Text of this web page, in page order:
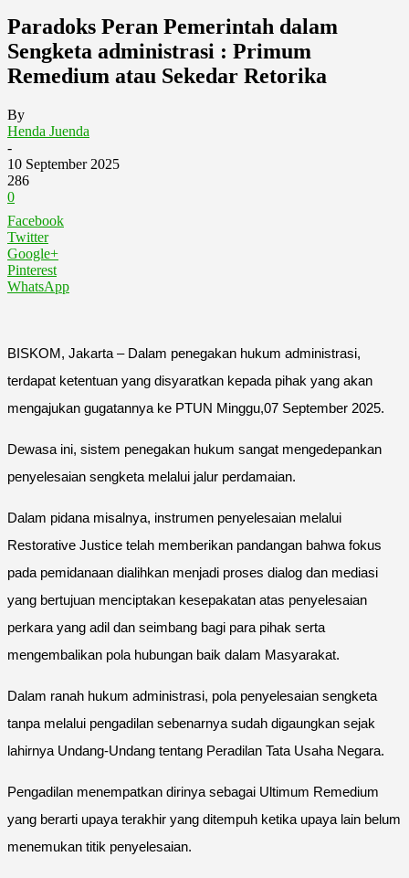
Paradoks Peran Pemerintah dalam
Sengketa administrasi : Primum
Remedium atau Sekedar Retorika
By
Henda Juenda
-
10 September 2025
286
0
Facebook
Twitter
Google+
Pinterest
WhatsApp
BISKOM, Jakarta – Dalam penegakan hukum administrasi,
terdapat ketentuan yang disyaratkan kepada pihak yang akan
mengajukan gugatannya ke PTUN Minggu,07 September 2025.
Dewasa ini, sistem penegakan hukum sangat mengedepankan
penyelesaian sengketa melalui jalur perdamaian.
Dalam pidana misalnya, instrumen penyelesaian melalui
Restorative Justice telah memberikan pandangan bahwa fokus
pada pemidanaan dialihkan menjadi proses dialog dan mediasi
yang bertujuan menciptakan kesepakatan atas penyelesaian
perkara yang adil dan seimbang bagi para pihak serta
mengembalikan pola hubungan baik dalam Masyarakat.
Dalam ranah hukum administrasi, pola penyelesaian sengketa
tanpa melalui pengadilan sebenarnya sudah digaungkan sejak
lahirnya Undang-Undang tentang Peradilan Tata Usaha Negara.
Pengadilan menempatkan dirinya sebagai Ultimum Remedium
yang berarti upaya terakhir yang ditempuh ketika upaya lain belum
menemukan titik penyelesaian.